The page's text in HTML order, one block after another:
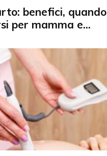
benefici, quando
per mamma e...